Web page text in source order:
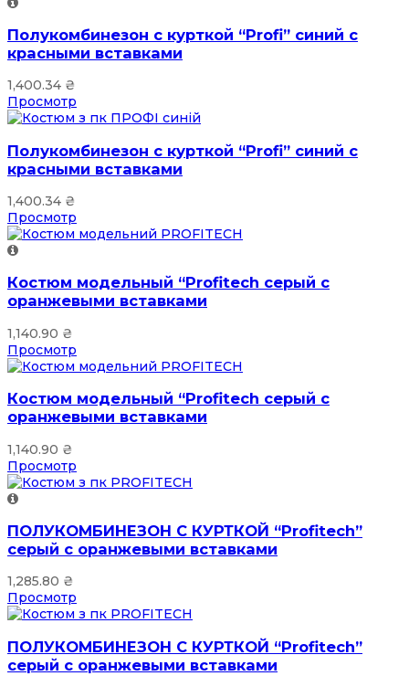
Полукомбинезон с курткой “Profi” синий с
красными вставками
1,400.34 ₴
Просмотр
Полукомбинезон с курткой “Profi” синий с
красными вставками
1,400.34 ₴
Просмотр
Костюм модельный “Profitech серый с
оранжевыми вставками
1,140.90 ₴
Просмотр
Костюм модельный “Profitech серый с
оранжевыми вставками
1,140.90 ₴
Просмотр
ПОЛУКОМБИНЕЗОН С КУРТКОЙ “Profitech”
серый с оранжевыми вставками
1,285.80 ₴
Просмотр
ПОЛУКОМБИНЕЗОН С КУРТКОЙ “Profitech”
серый с оранжевыми вставками